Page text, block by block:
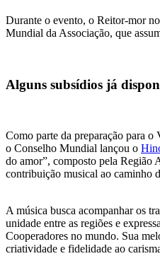
Durante o evento, o Reitor-mor
Mundial da Associação, que
Alguns subsídios já
Como parte da preparação para
o Conselho Mundial lançou o
do amor”, composto pela Região
contribuição musical ao caminho
A música busca acompanhar os
unidade entre as regiões e
Cooperadores no mundo. Sua
criatividade e fidelidade ao